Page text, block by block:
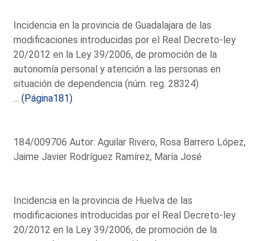
Incidencia en la provincia de Guadalajara de las
modificaciones introducidas por el Real Decreto-ley
20/2012 en la Ley 39/2006, de promoción de la
autonomía personal y atención a las personas en
situación de dependencia (núm. reg. 28324)
...(Página181)
184/009706 Autor: Aguilar Rivero, Rosa Barrero López,
Jaime Javier Rodríguez Ramírez, María José
Incidencia en la provincia de Huelva de las
modificaciones introducidas por el Real Decreto-ley
20/2012 en la Ley 39/2006, de promoción de la